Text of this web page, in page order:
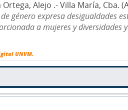
Alejo .- Villa María, Cba.
género expresa desigualdades
a mujeres y diversidades
UNVM.